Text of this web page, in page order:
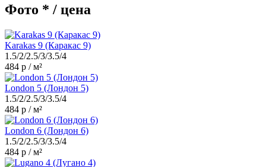
Фото * / цена
Karakas 9 (Каракас 9)
1.5/2/2.5/3/3.5/4
484 р / м²
London 5 (Лондон 5)
1.5/2/2.5/3/3.5/4
484 р / м²
London 6 (Лондон 6)
1.5/2/2.5/3/3.5/4
484 р / м²